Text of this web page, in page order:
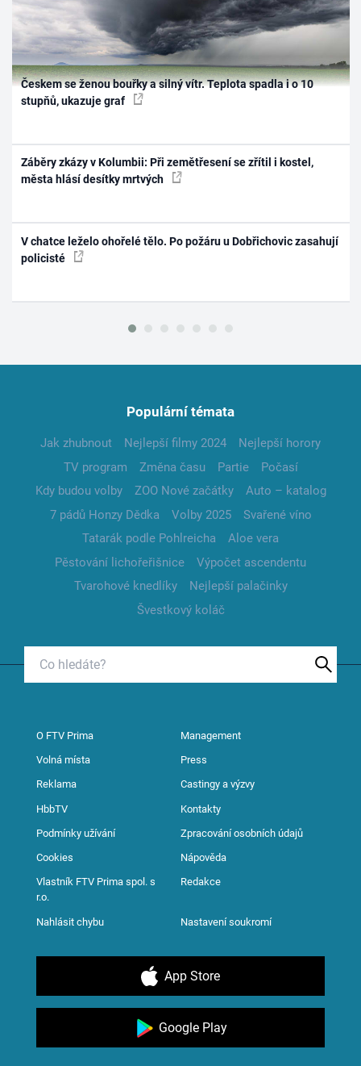
Českem se ženou bouřky a silný vítr. Teplota spadla i o 10
stupňů, ukazuje graf
Záběry zkázy v Kolumbii: Při zemětřesení se zřítil i kostel,
města hlásí desítky mrtvých
V chatce leželo ohořelé tělo. Po požáru u Dobřichovic zasahují
policisté
Populární témata
Jak zhubnout Nejlepší filmy 2024
Nejlepší horory
TV program
Změna času Partie
Počasí
Kdy budou volby
ZOO Nové začátky
Auto – katalog
7 pádů Honzy Dědka
Volby 2025
Svařené víno
Tatarák podle Pohlreicha
Aloe vera
Pěstování lichořeřišnice
Výpočet ascendentu
Tvarohové knedlíky
Nejlepší palačinky
Švestkový koláč
O FTV Prima Management
Volná místa Press
Reklama Castingy a výzvy
HbbTV Kontakty
Podmínky užívání Zpracování osobních údajů
Cookies Nápověda
Vlastník FTV Prima spol. s
r.o.
Redakce
Nahlásit chybu Nastavení soukromí
App Store
Google Play